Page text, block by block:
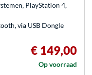
PlayStation 4,
via USB Dongle
€ 149,00
Op voorraad